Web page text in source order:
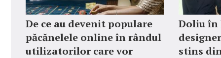
De ce au devenit populare
păcănelele online în rândul
utilizatorilor care vor
Doliu în
stins